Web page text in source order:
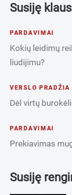
Susiję
PARDAVIMAI
Kokių leidimų
liudijimu?
VERSLO PRADŽIA
Dėl virtų
PARDAVIMAI
Prekiavimas
Susiję